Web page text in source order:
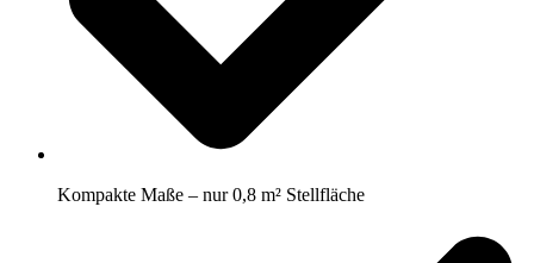
Kompakte Maße – nur 0,8 m² Stellfläche